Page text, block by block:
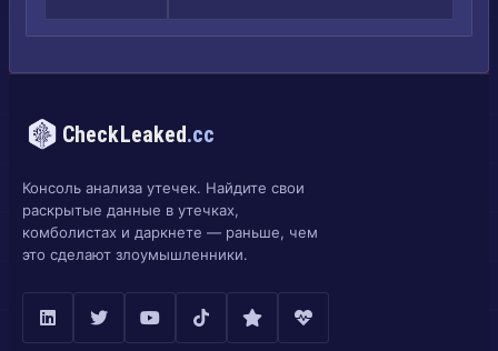
CheckLeaked.cc
Консоль анализа утечек. Найдите свои
раскрытые данные в утечках,
комболистах и даркнете — раньше, чем
это сделают злоумышленники.